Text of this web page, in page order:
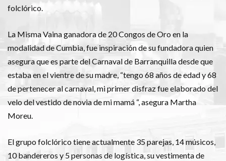
folclórico.
La Misma Vaina ganadora de 20 Congos de Oro en la
modalidad de Cumbia, fue inspiración de su fundadora quien
asegura que es parte del Carnaval de Barranquilla desde que
estaba en el vientre de su madre, “tengo 68 años de edad y 68
de pertenecer al carnaval, mi primer disfraz fue elaborado del
velo del vestido de novia de mi mamá “, asegura Martha
Moreu.
El grupo folclórico tiene actualmente 35 parejas, 14 músicos,
10 bandereros y 5 personas de logística, su vestimenta de